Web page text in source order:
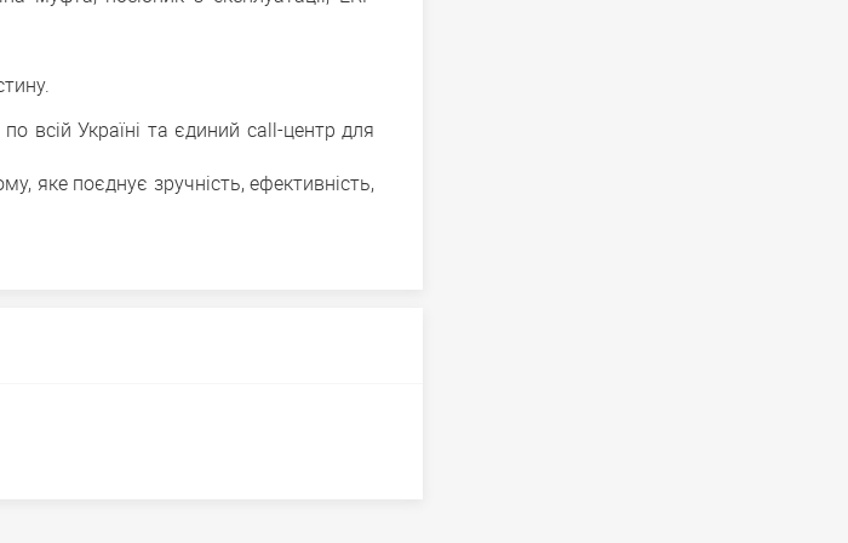
всій Україні та єдиний call-центр для
яке поєднує зручність, ефективність,